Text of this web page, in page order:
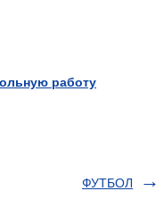
работу
ФУТБОЛ